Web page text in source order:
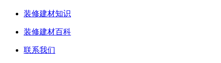
装修建材知识
装修建材百科
联系我们